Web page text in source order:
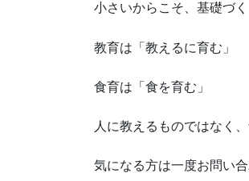
小さいからこそ、基礎づ
教育は「教えるに育む」
食育は「食を育む」
人に教えるものではなく
気になる方は一度お問い